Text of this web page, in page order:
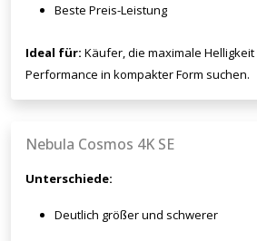
Beste Preis-Leistung
Ideal für: Käufer, die maximale
Performance in kompakter Form suchen.
Nebula Cosmos 4K SE
Unterschiede:
Deutlich größer und schwerer